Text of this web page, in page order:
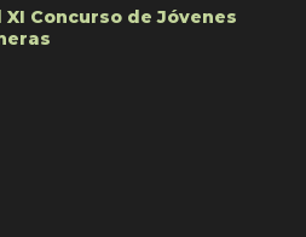
Concurso de Jóvenes